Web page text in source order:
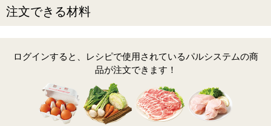
注文できる材料
ログインすると、レシピで使用されているパルシステムの商
品が注文できます！